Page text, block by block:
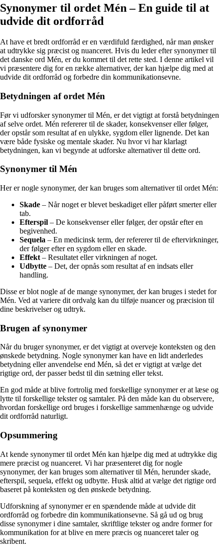
Synonymer til ordet Mén – En guide til at
udvide dit ordforråd
At have et bredt ordforråd er en værdifuld færdighed, når man ønsker
at udtrykke sig præcist og nuanceret. Hvis du leder efter synonymer til
det danske ord Mén, er du kommet til det rette sted. I denne artikel vil
vi præsentere dig for en række alternativer, der kan hjælpe dig med at
udvide dit ordforråd og forbedre din kommunikationsevne.
Betydningen af ordet Mén
Før vi udforsker synonymer til Mén, er det vigtigt at forstå betydningen
af selve ordet. Mén refererer til de skader, konsekvenser eller følger,
der opstår som resultat af en ulykke, sygdom eller lignende. Det kan
være både fysiske og mentale skader. Nu hvor vi har klarlagt
betydningen, kan vi begynde at udforske alternativer til dette ord.
Synonymer til Mén
Her er nogle synonymer, der kan bruges som alternativer til ordet Mén:
Skade – Når noget er blevet beskadiget eller påført smerter eller
tab.
Efterspil – De konsekvenser eller følger, der opstår efter en
begivenhed.
Sequela – En medicinsk term, der refererer til de eftervirkninger,
der følger efter en sygdom eller en skade.
Effekt – Resultatet eller virkningen af noget.
Udbytte – Det, der opnås som resultat af en indsats eller
handling.
Disse er blot nogle af de mange synonymer, der kan bruges i stedet for
Mén. Ved at variere dit ordvalg kan du tilføje nuancer og præcision til
dine beskrivelser og udtryk.
Brugen af synonymer
Når du bruger synonymer, er det vigtigt at overveje konteksten og den
ønskede betydning. Nogle synonymer kan have en lidt anderledes
betydning eller anvendelse end Mén, så det er vigtigt at vælge det
rigtige ord, der passer bedst til din sætning eller tekst.
En god måde at blive fortrolig med forskellige synonymer er at læse og
lytte til forskellige tekster og samtaler. På den måde kan du observere,
hvordan forskellige ord bruges i forskellige sammenhænge og udvide
dit ordforråd naturligt.
Opsummering
At kende synonymer til ordet Mén kan hjælpe dig med at udtrykke dig
mere præcist og nuanceret. Vi har præsenteret dig for nogle
synonymer, der kan bruges som alternativer til Mén, herunder skade,
efterspil, sequela, effekt og udbytte. Husk altid at vælge det rigtige ord
baseret på konteksten og den ønskede betydning.
Udforskning af synonymer er en spændende måde at udvide dit
ordforråd og forbedre din kommunikationsevne. Så gå ud og brug
disse synonymer i dine samtaler, skriftlige tekster og andre former for
kommunikation for at blive en mere præcis og nuanceret taler og
skribent.